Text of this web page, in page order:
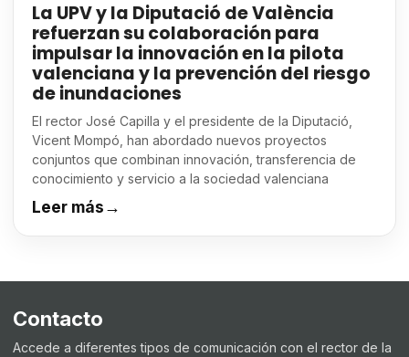
La UPV y la Diputació de València
refuerzan su colaboración para
impulsar la innovación en la pilota
valenciana y la prevención del riesgo
de inundaciones
El rector José Capilla y el presidente de la Diputació,
Vicent Mompó, han abordado nuevos proyectos
conjuntos que combinan innovación, transferencia de
conocimiento y servicio a la sociedad valenciana
Leer más→
Contacto
Accede a diferentes tipos de comunicación con el rector de la